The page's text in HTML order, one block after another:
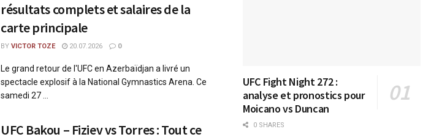
résultats complets et salaires de la
carte principale
BY VICTOR TOZE 20.07.2026 0
Le grand retour de l'UFC en Azerbaïdjan a livré un
spectacle explosif à la National Gymnastics Arena. Ce
samedi 27 ...
UFC Bakou – Fiziev vs Torres : Tout ce
UFC Fight Night 272 :
analyse et pronostics pour
Moicano vs Duncan
0 SHARES